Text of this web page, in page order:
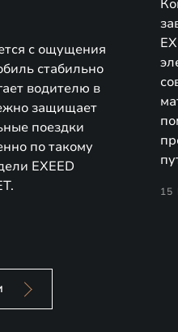
с ощущения
стабильно
водителю в
защищает
поездки
по такому
EXEED
15